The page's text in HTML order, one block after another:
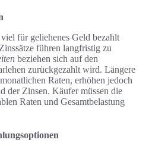
für geliehenes Geld bezahlt
führen langfristig zu
beziehen sich auf den
zurückgezahlt wird. Längere
Raten, erhöhen jedoch
der Zinsen. Käufer müssen die
Raten und Gesamtbelastung